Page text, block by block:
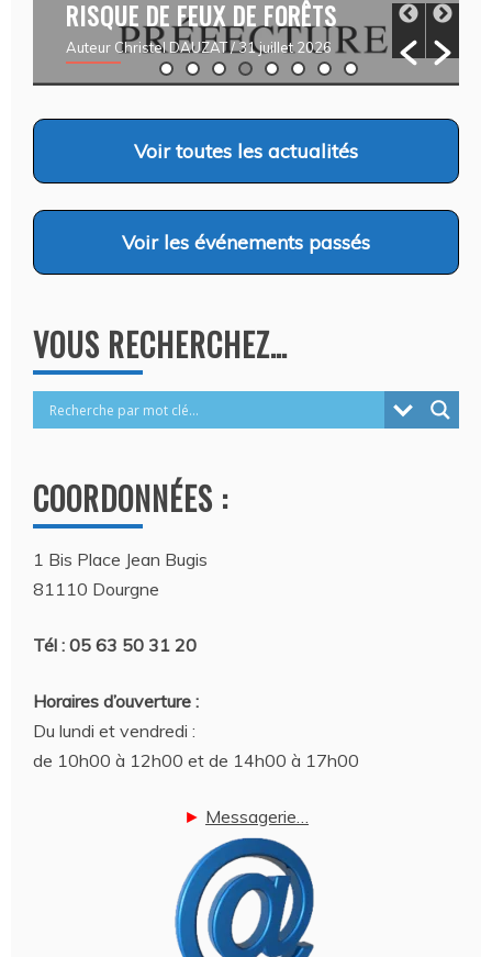
RISQUE DE FEUX DE FORÊTS
Auteur Christel DAUZAT/ 31 juillet 2026
Voirtoutes les actualités
Voir les événements passés
VOUS RECHERCHEZ…
COORDONNÉES :
1 Bis Place Jean Bugis
81110 Dourgne
Tél : 05 63 50 31 20
Horaires d’ouverture :
Du lundi et vendredi :
de 10h00 à 12h00 et de 14h00 à 17h00
► Messagerie…